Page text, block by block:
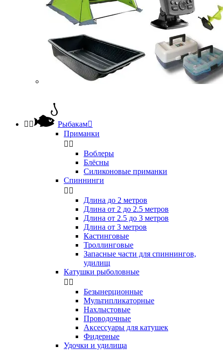
  Рыбакам
Приманки
 
Воблеры
Блёсны
Силиконовые приманки
Спиннинги
 
Длина до 2 метров
Длина от 2 до 2.5 метров
Длина от 2.5 до 3 метров
Длина от 3 метров
Кастинговые
Троллинговые
Запасные части для спиннингов,
удилищ
Катушки рыболовные
 
Безынерционные
Мультипликаторные
Нахлыстовые
Проводочные
Аксессуары для катушек
Фидерные
Удочки и удилища